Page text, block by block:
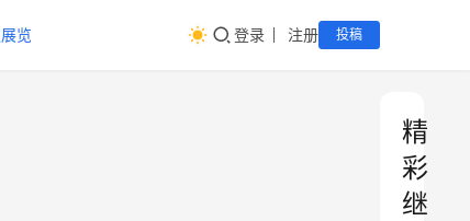
览 登录 注册 投稿
精
彩
继